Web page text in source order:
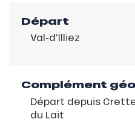
Départ
Val-d'Illiez
Complément
Départ depuis
du Lait.